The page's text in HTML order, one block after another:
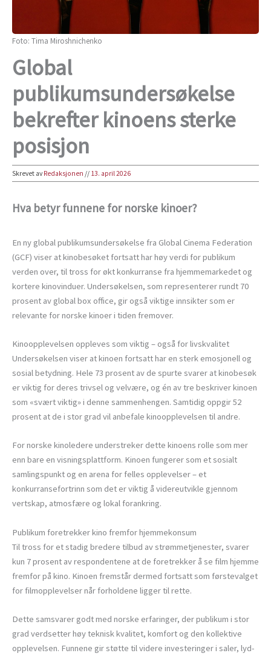
Foto: Tima Miroshnichenko
Global
publikumsundersøkelse
bekrefter kinoens sterke
posisjon
Skrevet avRedaksjonen // 13. april 2026
Hva betyr funnene for norske kinoer?
En ny global publikumsundersøkelse fra Global Cinema Federation
(GCF) viser at kinobesøket fortsatt har høy verdi for publikum
verden over, til tross for økt konkurranse fra hjemmemarkedet og
kortere kinovinduer. Undersøkelsen, som representerer rundt 70
prosent av global box office, gir også viktige innsikter som er
relevante for norske kinoer i tiden fremover.
Kinoopplevelsen oppleves som viktig – også for livskvalitet
Undersøkelsen viser at kinoen fortsatt har en sterk emosjonell og
sosial betydning. Hele 73 prosent av de spurte svarer at kinobesøk
er viktig for deres trivsel og velvære, og én av tre beskriver kinoen
som «svært viktig» i denne sammenhengen. Samtidig oppgir 52
prosent at de i stor grad vil anbefale kinoopplevelsen til andre.
For norske kinoledere understreker dette kinoens rolle som mer
enn bare en visningsplattform. Kinoen fungerer som et sosialt
samlingspunkt og en arena for felles opplevelser – et
konkurransefortrinn som det er viktig å videreutvikle gjennom
vertskap, atmosfære og lokal forankring.
Publikum foretrekker kino fremfor hjemmekonsum
Til tross for et stadig bredere tilbud av strømmetjenester, svarer
kun 7 prosent av respondentene at de foretrekker å se film hjemme
fremfor på kino. Kinoen fremstår dermed fortsatt som førstevalget
for filmopplevelser når forholdene ligger til rette.
Dette samsvarer godt med norske erfaringer, der publikum i stor
grad verdsetter høy teknisk kvalitet, komfort og den kollektive
opplevelsen. Funnene gir støtte til videre investeringer i saler, lyd-